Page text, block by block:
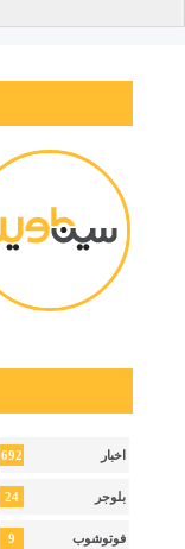
اخبار 692
بلوجر 24
فوتوشوب 9